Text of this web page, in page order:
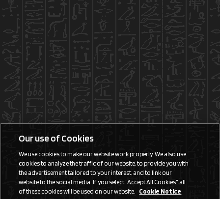
Our use of Cookies
We use cookies to make our website work properly. We also use
cookies to analyze the traffic of our website, to provide you with
the advertisement tailored to your interest, and to link our
website to the social media. If you select “Accept All Cookies”, all
of these cookies will be used on our website. Cookie Notice